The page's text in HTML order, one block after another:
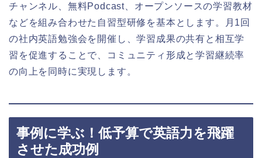
チャンネル、無料Podcast、オープンソースの学習教材
などを組み合わせた自習型研修を基本とします。月1回
の社内英語勉強会を開催し、学習成果の共有と相互学
習を促進することで、コミュニティ形成と学習継続率
の向上を同時に実現します。
事例に学ぶ！低予算で英語力を飛躍
させた成功例